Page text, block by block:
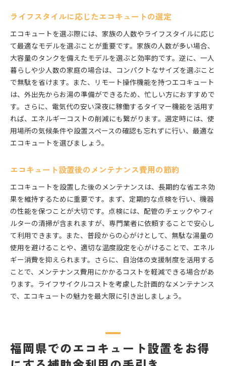
ライフスタイルに応じたエコキュートの選定
エコキュートを選ぶ際には、家族の人数やライフスタイルに応じ
て最適なモデルを選ぶことが重要です。家族の人数が多い場合、
大容量のタンクを備えたモデルを選ぶと効率的です。逆に、一人
暮らしや少人数の家庭の場合は、コンパクトなサイズを選ぶこと
で無駄を省けます。また、リモート操作機能を持つエコキュート
は、外出先からお湯の準備ができるため、忙しい方におすすめで
す。さらに、電気代の安い深夜に稼働するタイマー機能を活用す
れば、エネルギーコストの削減にも繋がります。選定時には、使
用場所の気候条件や設置スペースの確認も忘れずに行い、最適な
エコキュートを選びましょう。
エコキュート設置後のメンテナンス費用の節約
エコキュートを設置した後のメンテナンスは、長期的な省エネ効
果を維持するために重要です。まず、定期的な点検を行い、機器
の性能を保つことが大切です。点検には、配管のチェックやフィ
ルターの清掃が含まれますが、専門業者に依頼することで安心し
て利用できます。また、普段からの心がけとして、無駄な湯量の
使用を避けることや、適切な温度設定を心がけることで、エネル
ギー消費を抑えられます。さらに、自治体の支援制度を活用する
ことで、メンテナンス費用にかかるコストを軽減できる場合があ
ります。ライフサイクルコストを考慮した計画的なメンテナンス
で、エコキュートの魅力を最大限に引き出しましょう。
福岡県でのエコキュート設置をお得